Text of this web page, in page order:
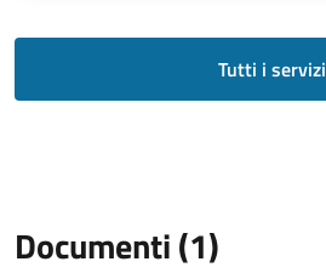
Tutti i servizi
Documenti (1)